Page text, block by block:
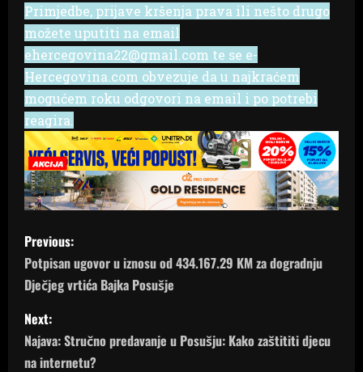
Primjedbe, prijave kršenja prava ili nešto drugo
možete uputiti na email
ehercegovina22@gmail.com te se e-
Hercegovina.com obvezuje da u najkraćem
mogućem roku odgovori na email i po potrebi
reagira.
P
o
s
t
Previous:
Potpisan ugovor u iznosu od 434.167.29 KM za dogradnju
Dječjeg vrtića Bajka Posušje
Next:
Najava: Stručno predavanje u Posušju: Kako zaštititi djecu
na internetu?